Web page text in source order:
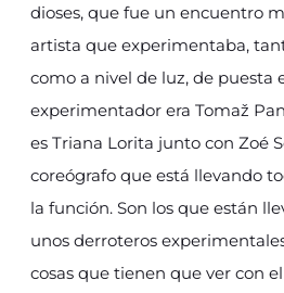
dioses, que fue un encuentro
artista que experimentaba,
como a nivel de luz, de puesta
experimentador era Tomaž
es Triana Lorita junto con Zoé
coreógrafo que está llevando
la función. Son los que están
unos derroteros
cosas que tienen que ver con